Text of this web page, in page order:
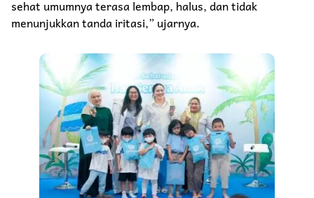
sehat umumnya terasa lembap, halus, dan tidak
menunjukkan tanda iritasi,” ujarnya.